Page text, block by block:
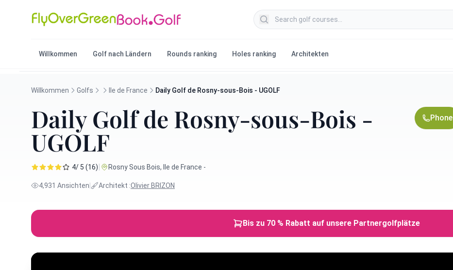
Search golf courses
Willkommen Golf nach Ländern Rounds ranking Holes ranking Architekten
Willkommen Golfs Ile de France Daily Golf de Rosny-sous-Bois - UGOLF
Daily Golf de Rosny-sous-Bois -
UGOLF
4/ 5 (16)| Rosny Sous Bois, Ile de France -
4,931 Ansichten Architekt :Olivier BRIZON
Phone
Bis zu 70 % Rabatt auf unsere Partnergolfplätze